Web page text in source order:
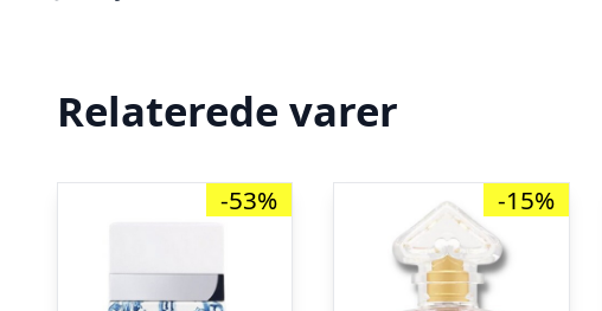
Relaterede varer
-53% -15%